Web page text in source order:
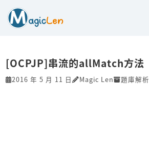
[OCPJP]串流的allMatch方法
2016 年 5 月 11 日 Magic Len 題庫解析